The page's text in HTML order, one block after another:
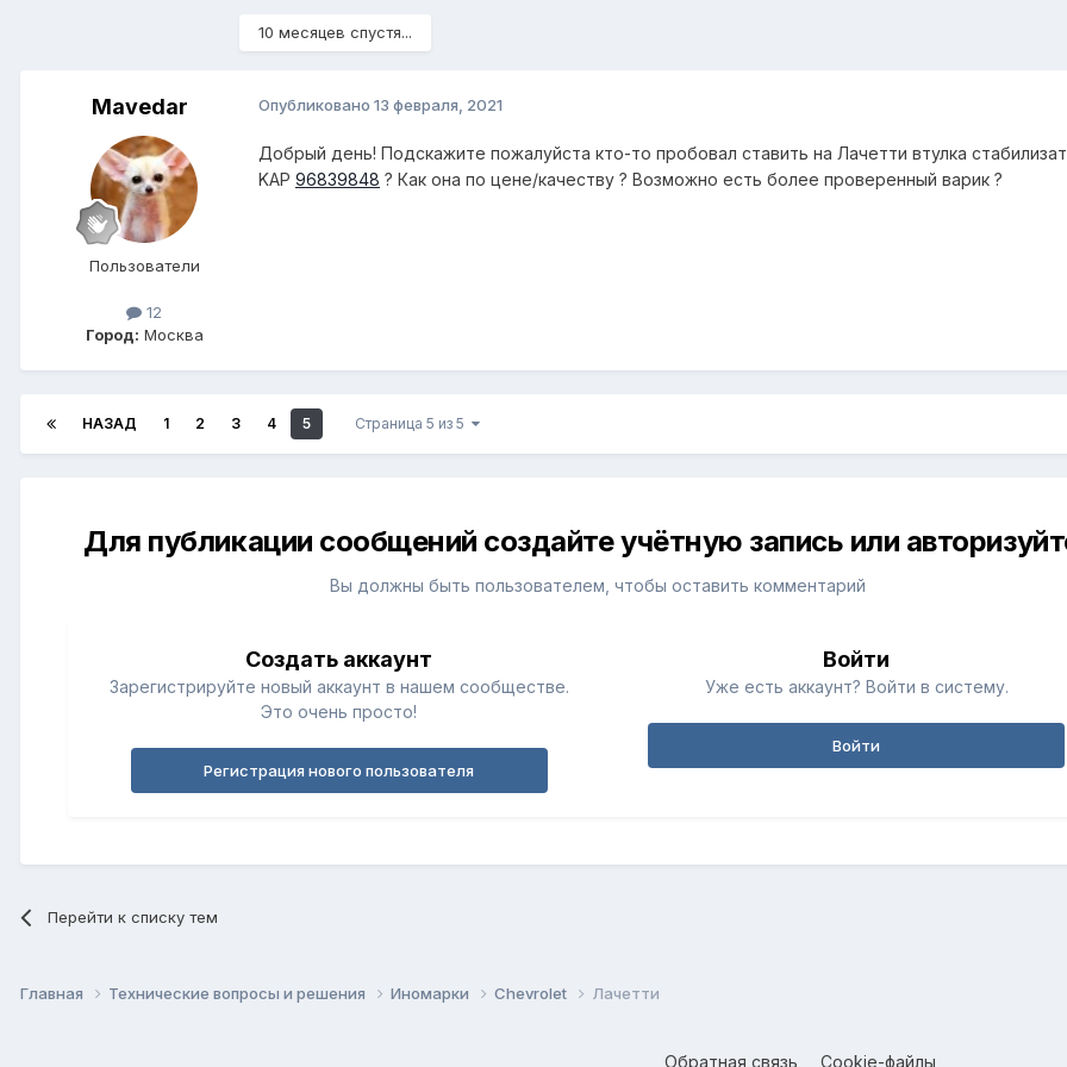
10 месяцев спустя...
Mavedar
Пользователи
12
Город: Москва
Опубликовано 13 февраля, 2021
Добрый день! Подскажите пожалуйста кто-то пробовал ставить на Лачетти втулка
KAP 96839848 ? Как она по цене/качеству ? Возможно есть более проверенный варик ?
НАЗАД 1 2 3 4 5 Страница 5 из 5
Для публикации сообщений создайте учётную запись или
Вы должны быть пользователем, чтобы оставить комментарий
Создать аккаунт
Зарегистрируйте новый аккаунт в нашем сообществе.
Это очень просто!
Регистрация нового пользователя
Войти
Уже есть аккаунт? Войти в систему.
Войти
Перейти к списку тем
Главная Технические вопросы и решения Иномарки Chevrolet Лачетти
Обратная связь Cookie-файлы